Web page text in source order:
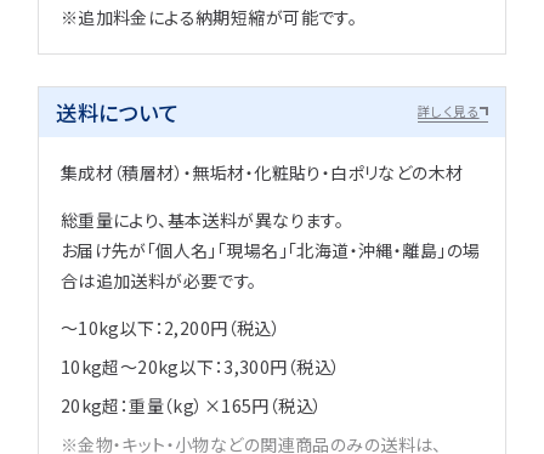
※追加料金による納期短縮が可能です。
送料について 詳しく見る
集成材（積層材）・無垢材・化粧貼り・白ポリなどの木材
総重量により、基本送料が異なります。
お届け先が「個人名」「現場名」「北海道・沖縄・離島」の場
合は追加送料が必要です。
～10kg以下：2,200円（税込）
10kg超～20kg以下：3,300円（税込）
20kg超：重量（kg）×165円（税込）
金物・キット・小物などの関連商品のみの送料は、